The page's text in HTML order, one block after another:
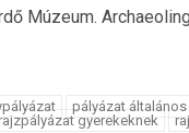
Múzeum.
pályázat
gyerekeknek